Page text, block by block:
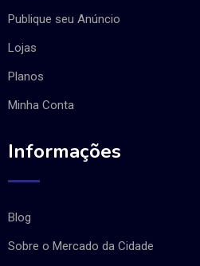
Publique seu Anúncio
Lojas
Planos
Minha Conta
Informações
Blog
Sobre o Mercado da Cidade